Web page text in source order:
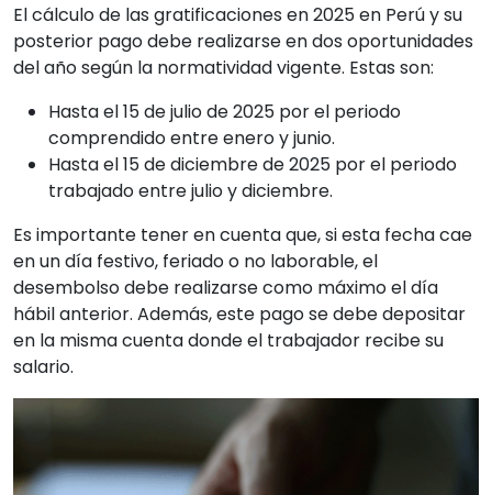
El cálculo de las gratificaciones en 2025 en Perú y su
posterior pago debe realizarse en dos oportunidades
del año según la normatividad vigente. Estas son:
Hasta el 15 de julio de 2025 por el periodo
comprendido entre enero y junio.
Hasta el 15 de diciembre de 2025 por el periodo
trabajado entre julio y diciembre.
Es importante tener en cuenta que, si esta fecha cae
en un día festivo, feriado o no laborable, el
desembolso debe realizarse como máximo el día
hábil anterior. Además, este pago se debe depositar
en la misma cuenta donde el trabajador recibe su
salario.